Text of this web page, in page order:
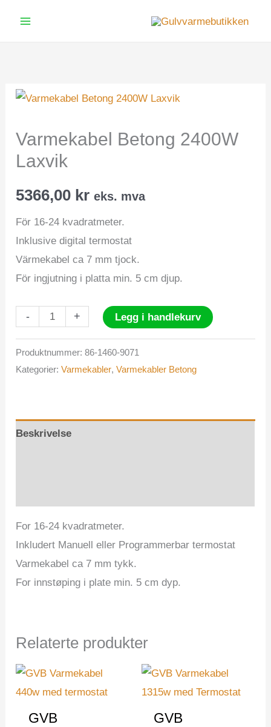
Varmekabel Betong 2400W
Laxvik
5366,00 kr eks. mva
För 16-24 kvadratmeter.
Inklusive digital termostat
Värmekabel ca 7 mm tjock.
För ingjutning i platta min. 5 cm djup.
-
Varmekabel
2400W
Laxvik
+ Legg i handlekurv
Produktnummer:86-1460-9071
Kategorier:Varmekabler,Varmekabler Betong
Beskrivelse
For 16-24 kvadratmeter.
Inkludert Manuell eller Programmerbar termostat
Varmekabel ca 7 mm tykk.
For innstøping i plate min. 5 cm dyp.
Relaterte produkter
GVB
GVB